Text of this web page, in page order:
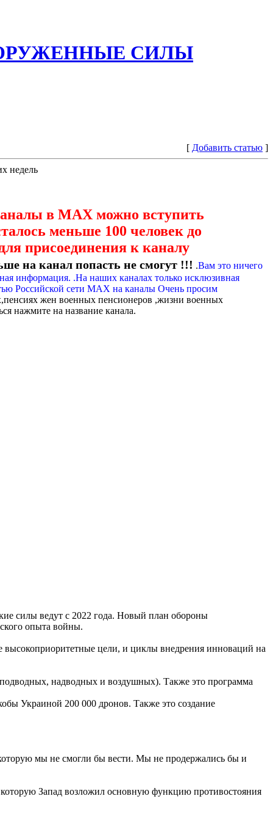
СИЛЫ
[ Добавить статью ]
недель
в МАХ можно вступить
меньше 100 человек до
присоединения к каналу
на канал попасть не смогут !!! .Вам это ничего
информация. .На наших каналах только исклюзивная
Российской сети МАХ на каналы Очень просим
жен военных пенсионеров ,жизни военных
нажмите на название канала.
силы ведут с 2022 года. Новый план обороны
опыта войны.
цели, и циклы внедрения инноваций на
надводных и воздушных). Также это программа
Украиной 200 000 дронов. Также это создание
мы не смогли бы вести. Мы не продержались бы и
Запад возложил основную функцию противостояния